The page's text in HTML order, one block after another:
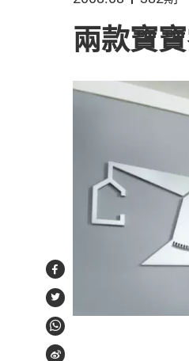
兩款寶
Facebook
Twitter
WhatsApp